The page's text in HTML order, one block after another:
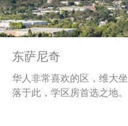
东萨尼奇
华人非常喜欢的区，维大坐
落于此，学区房首选之地。